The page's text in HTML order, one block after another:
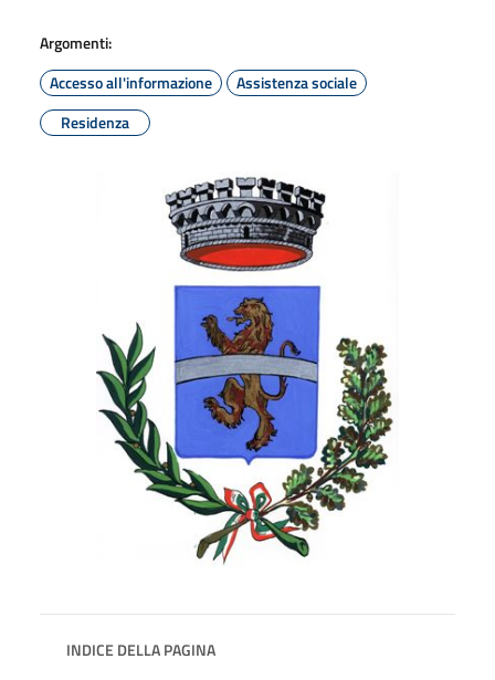
Argomenti:
Accesso all'informazione
Assistenza sociale
Residenza
INDICE DELLA PAGINA